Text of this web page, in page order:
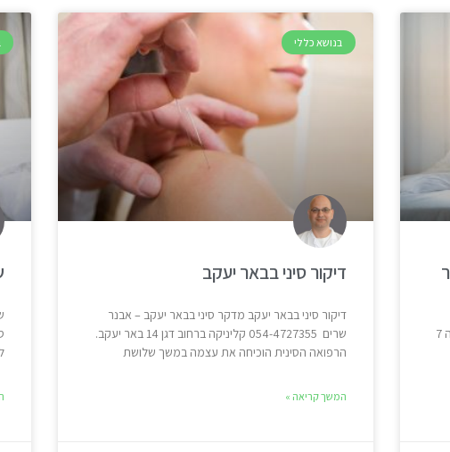
להגביר מאוד כאבי מחזור! בתקופה זו, לאחר אירועי ה 7
בנושא כללי
דיקור סיני בבאר יעקב
דיקור סיני בבאר יעקב מדקר סיני בבאר יעקב – אבנר
שרים 054-4727355 קליניקה ברחוב דגן 14 באר יעקב.
הרפואה הסינית הוכיחה את עצמה במשך שלושת
המשך קריאה »